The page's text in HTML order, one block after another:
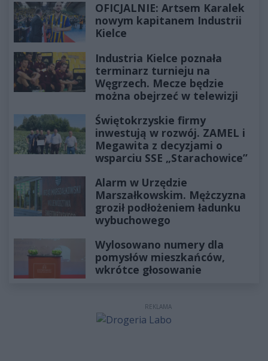
OFICJALNIE: Artsem Karalek
nowym kapitanem Industrii
Kielce
Industria Kielce poznała
terminarz turnieju na
Węgrzech. Mecze będzie
można obejrzeć w telewizji
Świętokrzyskie firmy
inwestują w rozwój. ZAMEL i
Megawita z decyzjami o
wsparciu SSE „Starachowice”
Alarm w Urzędzie
Marszałkowskim. Mężczyzna
groził podłożeniem ładunku
wybuchowego
Wylosowano numery dla
pomysłów mieszkańców,
wkrótce głosowanie
REKLAMA